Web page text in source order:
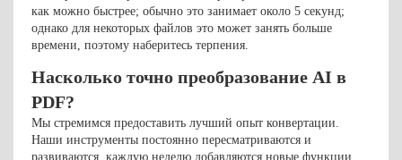
как можно быстрее; обычно это занимает около 5 секунд;
однако для некоторых файлов это может занять больше
времени, поэтому наберитесь терпения.
Насколько точно преобразование AI в
PDF?
Мы стремимся предоставить лучший опыт конвертации.
Наши инструменты постоянно пересматриваются и
развиваются, каждую неделю добавляются новые функции.